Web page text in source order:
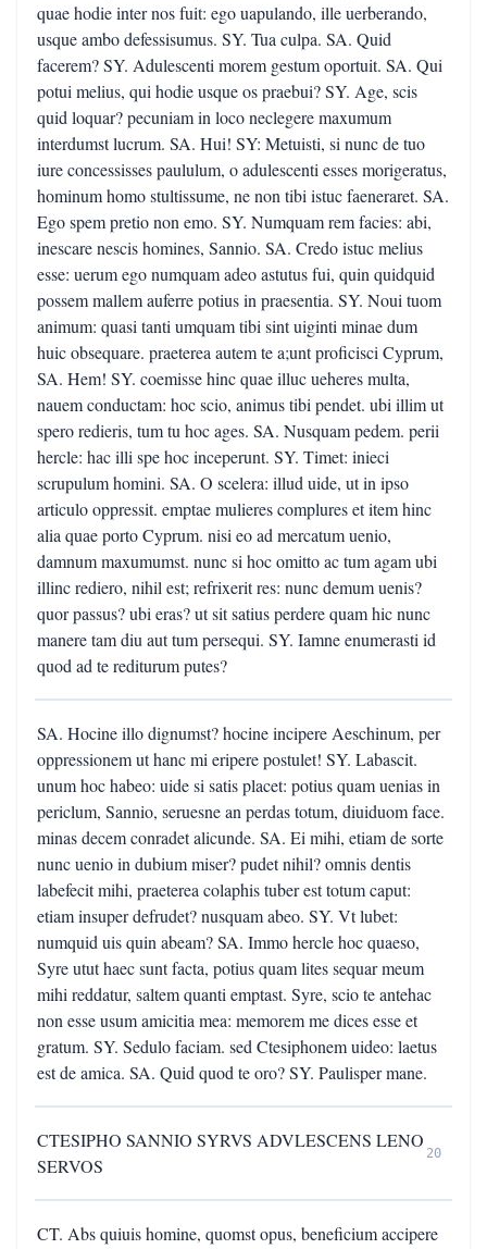
quae hodie inter nos fuit: ego uapulando, ille uerberando,
usque ambo defessisumus. SY. Tua culpa. SA. Quid
facerem? SY. Adulescenti morem gestum oportuit. SA. Qui
potui melius, qui hodie usque os praebui? SY. Age, scis
quid loquar? pecuniam in loco neclegere maxumum
interdumst lucrum. SA. Hui! SY: Metuisti, si nunc de tuo
iure concessisses paululum, o adulescenti esses morigeratus,
hominum homo stultissume, ne non tibi istuc faeneraret. SA.
Ego spem pretio non emo. SY. Numquam rem facies: abi,
inescare nescis homines, Sannio. SA. Credo istuc melius
esse: uerum ego numquam adeo astutus fui, quin quidquid
possem mallem auferre potius in praesentia. SY. Noui tuom
animum: quasi tanti umquam tibi sint uiginti minae dum
huic obsequare. praeterea autem te a;unt proficisci Cyprum,
SA. Hem! SY. coemisse hinc quae illuc ueheres multa,
nauem conductam: hoc scio, animus tibi pendet. ubi illim ut
spero redieris, tum tu hoc ages. SA. Nusquam pedem. perii
hercle: hac illi spe hoc inceperunt. SY. Timet: inieci
scrupulum homini. SA. O scelera: illud uide, ut in ipso
articulo oppressit. emptae mulieres complures et item hinc
alia quae porto Cyprum. nisi eo ad mercatum uenio,
damnum maxumumst. nunc si hoc omitto ac tum agam ubi
illinc rediero, nihil est; refrixerit res: nunc demum uenis?
quor passus? ubi eras? ut sit satius perdere quam hic nunc
manere tam diu aut tum persequi. SY. Iamne enumerasti id
quod ad te rediturum putes?
SA. Hocine illo dignumst? hocine incipere Aeschinum, per
oppressionem ut hanc mi eripere postulet! SY. Labascit.
unum hoc habeo: uide si satis placet: potius quam uenias in
periclum, Sannio, seruesne an perdas totum, diuiduom face.
minas decem conradet alicunde. SA. Ei mihi, etiam de sorte
nunc uenio in dubium miser? pudet nihil? omnis dentis
labefecit mihi, praeterea colaphis tuber est totum caput:
etiam insuper defrudet? nusquam abeo. SY. Vt lubet:
numquid uis quin abeam? SA. Immo hercle hoc quaeso,
Syre utut haec sunt facta, potius quam lites sequar meum
mihi reddatur, saltem quanti emptast. Syre, scio te antehac
non esse usum amicitia mea: memorem me dices esse et
gratum. SY. Sedulo faciam. sed Ctesiphonem uideo: laetus
est de amica. SA. Quid quod te oro? SY. Paulisper mane.
CTESIPHO SANNIO SYRVS ADVLESCENS LENO
SERVOS
20
CT. Abs quiuis homine, quomst opus, beneficium accipere